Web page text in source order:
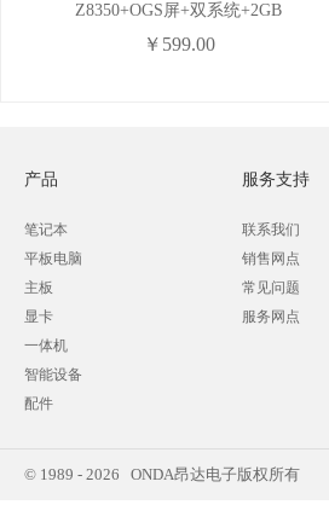
Z8350+OGS屏+双系统+2GB
￥599.00
产品
笔记本
平板电脑
主板
显卡
一体机
智能设备
配件
服务支持
联系我们
销售网点
常见问题
服务网点
© 1989 - 2026 ONDA昂达电子版权所有